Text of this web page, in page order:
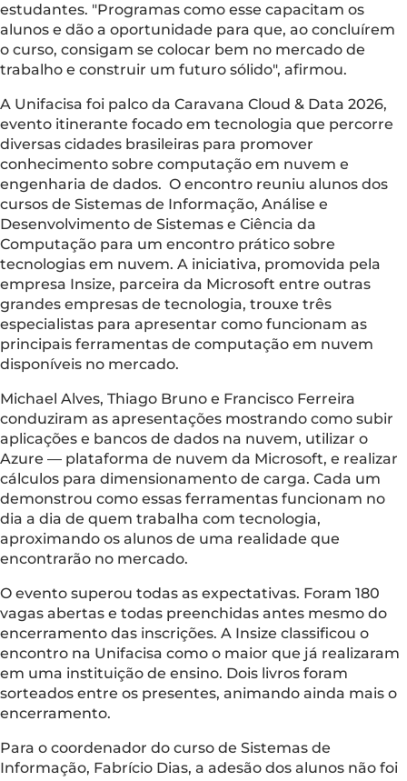
estudantes. "Programas como esse capacitam os
alunos e dão a oportunidade para que, ao concluírem
o curso, consigam se colocar bem no mercado de
trabalho e construir um futuro sólido", afirmou.
A Unifacisa foi palco da Caravana Cloud & Data 2026,
evento itinerante focado em tecnologia que percorre
diversas cidades brasileiras para promover
conhecimento sobre computação em nuvem e
engenharia de dados. O encontro reuniu alunos dos
cursos de Sistemas de Informação, Análise e
Desenvolvimento de Sistemas e Ciência da
Computação para um encontro prático sobre
tecnologias em nuvem. A iniciativa, promovida pela
empresa Insize, parceira da Microsoft entre outras
grandes empresas de tecnologia, trouxe três
especialistas para apresentar como funcionam as
principais ferramentas de computação em nuvem
disponíveis no mercado.
Michael Alves, Thiago Bruno e Francisco Ferreira
conduziram as apresentações mostrando como subir
aplicações e bancos de dados na nuvem, utilizar o
Azure –– plataforma de nuvem da Microsoft, e realizar
cálculos para dimensionamento de carga. Cada um
demonstrou como essas ferramentas funcionam no
dia a dia de quem trabalha com tecnologia,
aproximando os alunos de uma realidade que
encontrarão no mercado.
O evento superou todas as expectativas. Foram 180
vagas abertas e todas preenchidas antes mesmo do
encerramento das inscrições. A Insize classificou o
encontro na Unifacisa como o maior que já realizaram
em uma instituição de ensino. Dois livros foram
sorteados entre os presentes, animando ainda mais o
encerramento.
Para o coordenador do curso de Sistemas de
Informação, Fabrício Dias, a adesão dos alunos não foi